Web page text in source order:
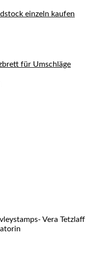
einzeln kaufen
für Umschläge
Vera Tetzlaff